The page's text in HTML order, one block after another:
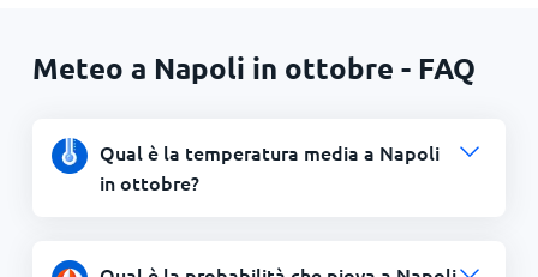
Meteo a Napoli in ottobre - FAQ
Qual è la temperatura media a Napoli
in ottobre?